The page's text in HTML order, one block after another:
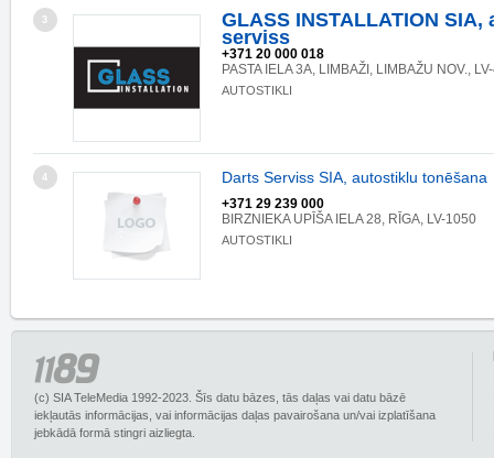
3
GLASS INSTALLATION
serviss
+371 20 000 018
PASTA IELA 3A, LIMBAŽI, LIMBAŽU NOV.,
AUTOSTIKLI
4 Darts Serviss SIA, autostiklu tonēšana
+371 29 239 000
BIRZNIEKA UPĪŠA IELA 28, RĪGA, LV-1050
AUTOSTIKLI
(c) SIA TeleMedia 1992-2023. Šīs datu bāzes, tās daļas vai datu bāzē
iekļautās informācijas, vai informācijas daļas pavairošana un/vai izplatīšana
jebkādā formā stingri aizliegta.